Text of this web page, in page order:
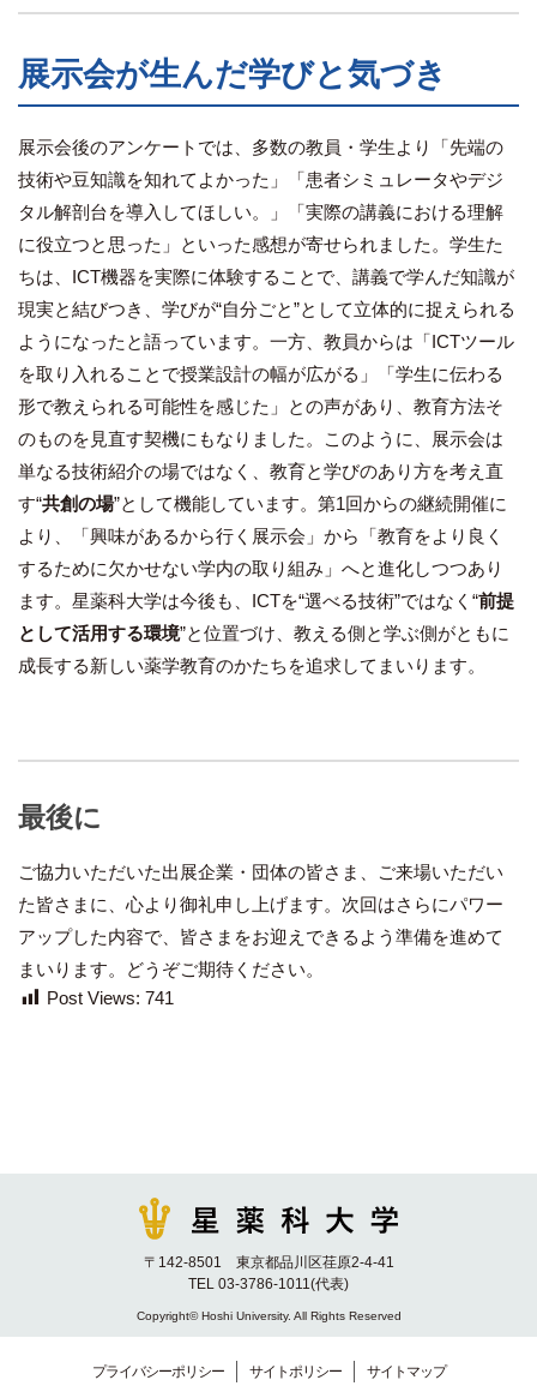
展示会が生んだ学びと気づき
展示会後のアンケートでは、多数の教員・学生より「先端の
技術や豆知識を知れてよかった」「患者シミュレータやデジ
タル解剖台を導入してほしい。」「実際の講義における理解
に役立つと思った」といった感想が寄せられました。学生た
ちは、ICT機器を実際に体験することで、講義で学んだ知識が
現実と結びつき、学びが“自分ごと”として立体的に捉えられる
ようになったと語っています。一方、教員からは「ICTツール
を取り入れることで授業設計の幅が広がる」「学生に伝わる
形で教えられる可能性を感じた」との声があり、教育方法そ
のものを見直す契機にもなりました。このように、展示会は
単なる技術紹介の場ではなく、教育と学びのあり方を考え直
す“共創の場”として機能しています。第1回からの継続開催に
より、「興味があるから行く展示会」から「教育をより良く
するために欠かせない学内の取り組み」へと進化しつつあり
ます。星薬科大学は今後も、ICTを“選べる技術”ではなく“前提
として活用する環境”と位置づけ、教える側と学ぶ側がともに
成長する新しい薬学教育のかたちを追求してまいります。
最後に
ご協力いただいた出展企業・団体の皆さま、ご来場いただい
た皆さまに、心より御礼申し上げます。次回はさらにパワー
アップした内容で、皆さまをお迎えできるよう準備を進めて
まいります。どうぞご期待ください。
Post Views: 741
〒142-8501 東京都品川区荏原2-4-41
TEL 03-3786-1011(代表)
Copyright© Hoshi University. All Rights Reserved
プライバシーポリシー サイトポリシー サイトマップ